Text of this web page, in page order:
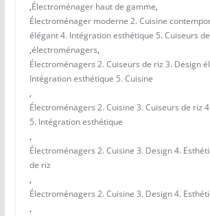
,Électroménager haut de gamme,
Électroménager moderne 2. Cuisine
élégant 4. Intégration esthétique 5. Cuiseurs
,électroménagers,
Électroménagers 2. Cuiseurs de riz 3. Design
Intégration esthétique 5. Cuisine
,
Électroménagers 2. Cuisine 3. Cuiseurs de riz
5. Intégration esthétique
,
Électroménagers 2. Cuisine 3. Design 4.
de riz
,
Électroménagers 2. Cuisine 3. Design 4.
,